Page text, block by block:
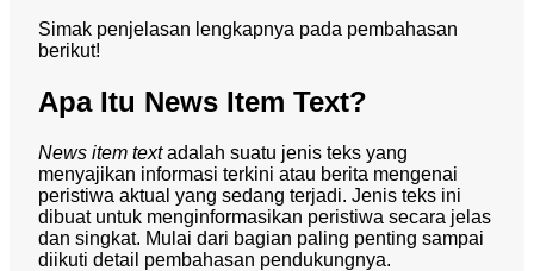
Simak penjelasan lengkapnya pada pembahasan
berikut!
Apa Itu News Item Text?
News item textadalah suatu jenis teks yang
menyajikan informasi terkini atau berita mengenai
peristiwa aktual yang sedang terjadi. Jenis teks ini
dibuat untuk menginformasikan peristiwa secara jelas
dan singkat. Mulai dari bagian paling penting sampai
diikuti detail pembahasan pendukungnya.